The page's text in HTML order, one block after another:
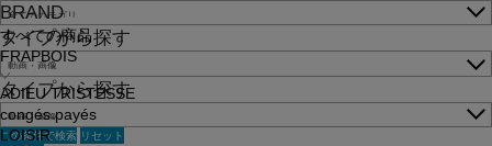
BRAND
すべての商品
FRAPBOIS
ADIEU TRISTESSE
congés payés
LOISIR
タイプから探す
タイプから探す
この条件で検索 リセット